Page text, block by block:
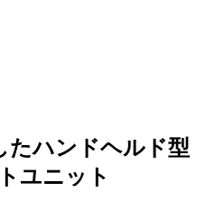
たハンドヘルド型
ユニット